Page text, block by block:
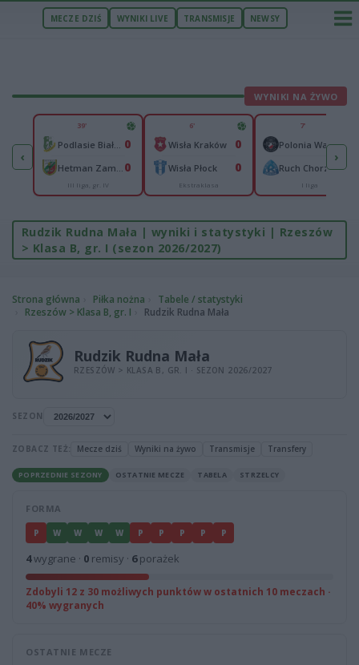
MECZE DZIŚ WYNIKI LIVE TRANSMISJE NEWSY
WYNIKI NA ŻYWO
‹
2
2
39'
0
0
III liga, gr. IV
6'
Wisła Kraków 0
Wisła Płock 0
Ekstraklasa
7'
Polonia Warszawa0
Ruch Chorzów 0
I liga
›
Rudzik Rudna Mała | wyniki i statystyki | Rzeszów
> Klasa B, gr. I (sezon 2026/2027)
Strona główna Piłka nożna
Tabele / statystyki
Rzeszów > Klasa B, gr. I
Rudzik Rudna Mała
Rudzik Rudna Mała
RZESZÓW > KLASA B, GR. I · SEZON 2026/2027
SEZON
ZOBACZ TEŻ: Mecze dziś Wyniki na żywo Transmisje Transfery
POPRZEDNIE SEZONY OSTATNIE MECZE TABELA STRZELCY
FORMA
P W W W W P P P P P
4wygrane · 0 remisy · 6porażek
Zdobyli 12 z 30 możliwych punktów w ostatnich 10 meczach ·
40% wygranych
OSTATNIE MECZE